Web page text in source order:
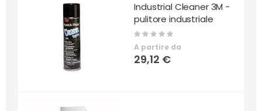
Industrial Cleaner 3M -
pulitore industriale
Rating:
A partire da
29,12 €